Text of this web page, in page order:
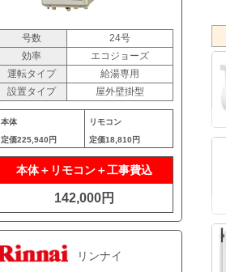
号数
24号
効率
エコジョーズ
運転タイプ
給湯専用
設置タイプ
屋外壁掛型
本体
定価225,940円
リモコン
定価18,810円
本体＋リモコン＋工事費込
142,000円
リンナイ